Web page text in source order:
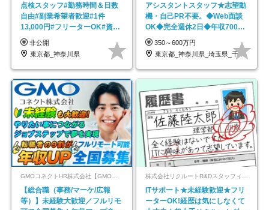
点検スタッフ#勤務時間＆日数
自由#副業希望者歓迎#1件
13,000円#フリーターOK#資格
スキル不要
非公開
東京都_神奈川県
アシスタントスタッフ★志望動
機・自己PR不要。◆Web面談
OK◆完全週休2日◆年収700万
円可/p13
350～600万円
東京都_神奈川県_埼玉県_千葉県_大阪府…
GMOコネクトHR株式会社【GMOインターネットグループ】
【総合職（事務/マーケ/広報
等）】未経験大歓迎／フルリモ
ITサポート★未経験歓迎★フリ
ーターOK!経歴は気にしなくて